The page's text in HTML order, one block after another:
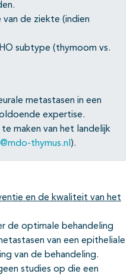
van de ziekte (indien
subtype (thymoom vs.
metastasen in een
expertise.
maken van het landelijk
thymus.nl ).
en de kwaliteit van het
de optimale behandeling
van een epitheliale
van de behandeling.
studies op die een